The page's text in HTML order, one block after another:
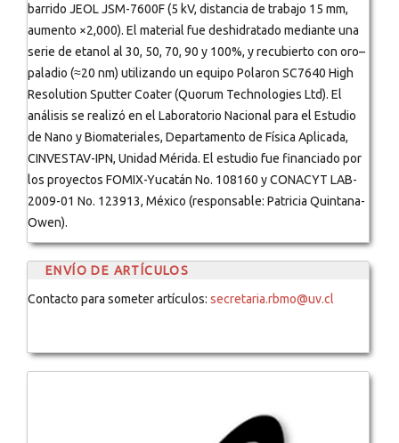
barrido JEOL JSM-7600F (5 kV, distancia de trabajo 15 mm,
aumento ×2,000). El material fue deshidratado mediante una
serie de etanol al 30, 50, 70, 90 y 100%, y recubierto con oro–
paladio (≈20 nm) utilizando un equipo Polaron SC7640 High
Resolution Sputter Coater (Quorum Technologies Ltd). El
análisis se realizó en el Laboratorio Nacional para el Estudio
de Nano y Biomateriales, Departamento de Física Aplicada,
CINVESTAV-IPN, Unidad Mérida. El estudio fue financiado por
los proyectos FOMIX-Yucatán No. 108160 y CONACYT LAB-
2009-01 No. 123913, México (responsable: Patricia Quintana-
Owen).
ENVÍO DE ARTÍCULOS
Contacto para someter artículos: secretaria.rbmo@uv.cl